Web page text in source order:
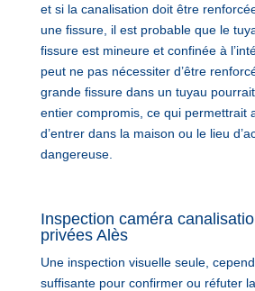
et si la canalisation doit être
une fissure, il est probable que le
fissure est mineure et confinée à
peut ne pas nécessiter d’être
grande fissure dans un tuyau
entier compromis, ce qui permettrait
d’entrer dans la maison ou le lieu
dangereuse.
Inspection caméra
privées Alès
Une inspection visuelle seule,
suffisante pour confirmer ou réfuter